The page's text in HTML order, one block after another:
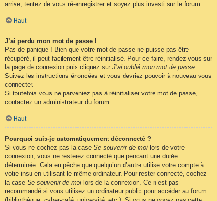
arrive, tentez de vous ré-enregistrer et soyez plus investi sur le forum.
Haut
J’ai perdu mon mot de passe !
Pas de panique ! Bien que votre mot de passe ne puisse pas être
récupéré, il peut facilement être réinitialisé. Pour ce faire, rendez vous sur
la page de connexion puis cliquez sur J’ai oublié mon mot de passe.
Suivez les instructions énoncées et vous devriez pouvoir à nouveau vous
connecter.
Si toutefois vous ne parveniez pas à réinitialiser votre mot de passe,
contactez un administrateur du forum.
Haut
Pourquoi suis-je automatiquement déconnecté ?
Si vous ne cochez pas la case Se souvenir de moi lors de votre
connexion, vous ne resterez connecté que pendant une durée
déterminée. Cela empêche que quelqu’un d’autre utilise votre compte à
votre insu en utilisant le même ordinateur. Pour rester connecté, cochez
la case Se souvenir de moi lors de la connexion. Ce n’est pas
recommandé si vous utilisez un ordinateur public pour accéder au forum